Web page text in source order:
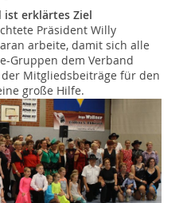
ist erklärtes Ziel
Präsident Willy
arbeite, damit sich alle
Gruppen dem Verband
Mitgliedsbeiträge für den
große Hilfe.